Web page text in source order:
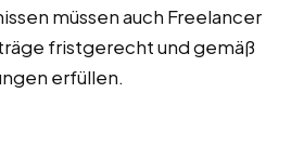
müssen auch Freelancer
fristgerecht und gemäß
erfüllen.